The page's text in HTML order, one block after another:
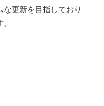
更新を目指しており